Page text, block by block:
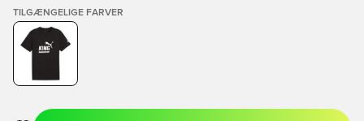
TILGÆNGELIGE FARVER